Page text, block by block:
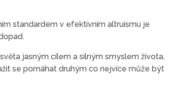
standardem v efektivním altruismu je
jasným cílem a silným smyslem života,
se pomáhat druhým co nejvíce může být